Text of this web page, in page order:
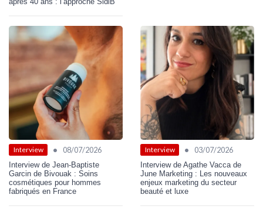
Interview • 08/07/2026
Interview de Jean-Baptiste
Garcin de Bivouak : Soins
cosmétiques pour hommes
fabriqués en France
Interview • 03/07/2026
Interview de Agathe Vacca de
June Marketing : Les nouveaux
enjeux marketing du secteur
beauté et luxe